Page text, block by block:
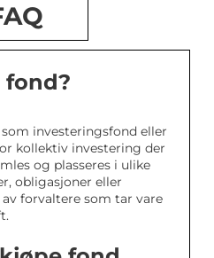
fond?
investeringsfond eller
kollektiv investering der
og plasseres i ulike
obligasjoner eller
forvaltere som tar vare